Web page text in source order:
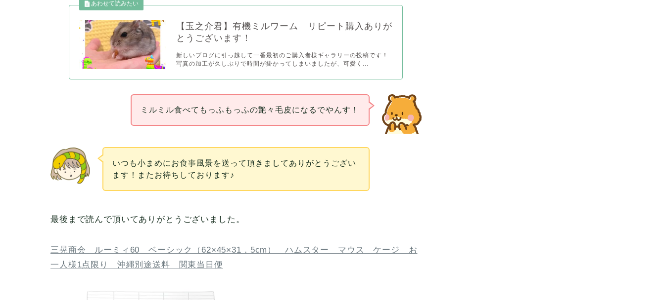
【玉之介君】有機ミルワーム リピート購入ありが
とうございます！
新しいブログに引っ越して一番最初のご購入者様ギャラリーの投稿です！
写真の加工が久しぶりで時間が掛かってしまいましたが、可愛く...
ミルミル食べてもっふもっふの艶々毛皮になるでやんす！
いつも小まめにお食事風景を送って頂きましてありがとうござい
ます！またお待ちしております♪
最後まで読んで頂いてありがとうございました。
三晃商会 ルーミィ60 ベーシック（62×45×31．5cm） ハムスター マウス ケージ お
一人様1点限り 沖縄別途送料 関東当日便